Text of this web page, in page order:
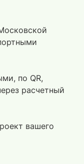
по QR,
расчетный
вашего